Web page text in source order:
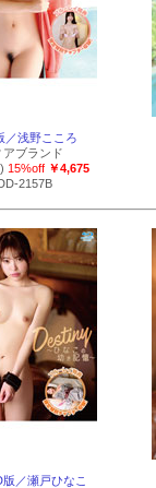
／浅野こころ
アブランド
15%off ￥4,675
2157B
／瀬戸ひなこ